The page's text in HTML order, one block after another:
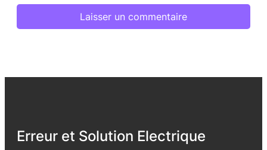
Erreur et Solution Electrique